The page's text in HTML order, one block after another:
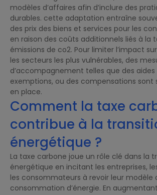
modèles d’affaires afin d’inclure des
durables. cette adaptation entraîne
des prix des biens et services pour les
en raison des coûts additionnels liés à la
émissions de co2. Pour limiter l’impact
les secteurs les plus vulnérables, des
d’accompagnement telles que des
exemptions, ou des compensations sont
en place.
Comment la taxe
contribue à la
énergétique ?
La taxe carbone joue un rôle clé dans la
énergétique en incitant les entreprises,
les consommateurs à revoir leur modèle
consommation d’énergie. En